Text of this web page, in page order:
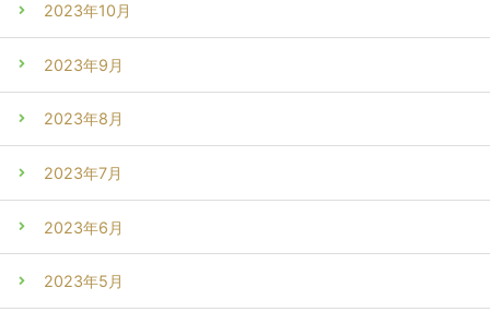
2023年10月
2023年9月
2023年8月
2023年7月
2023年6月
2023年5月